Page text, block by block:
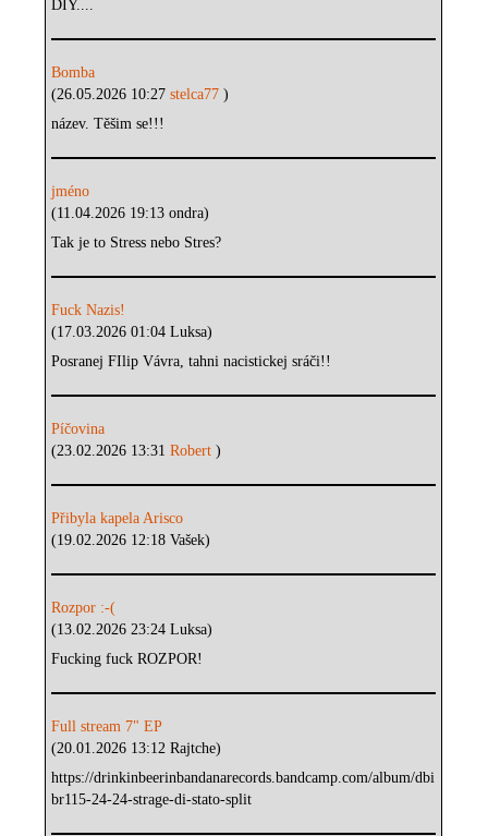
DIY....
Bomba
(26.05.2026 10:27stelca77)
název. Těšim se!!!
jméno
(11.04.2026 19:13 ondra)
Tak je to Stress nebo Stres?
Fuck Nazis!
(17.03.2026 01:04 Luksa)
Posranej FIlip Vávra, tahni nacistickej sráči!!
Píčovina
(23.02.2026 13:31Robert)
Přibyla kapela Arisco
(19.02.2026 12:18 Vašek)
Rozpor :-(
(13.02.2026 23:24 Luksa)
Fucking fuck ROZPOR!
Full stream 7" EP
(20.01.2026 13:12 Rajtche)
https://drinkinbeerinbandanarecords.bandcamp.com/album/dbi
br115-24-24-strage-di-stato-split